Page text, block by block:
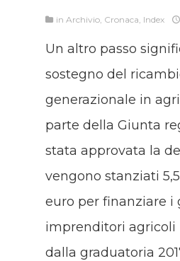
in Archivio Cronaca Index
Un altro passo
sostegno del
generazionale in
parte della Giunta
stata approvata la
vengono stanziati
euro per finanziare i
imprenditori agricoli
dalla graduatoria